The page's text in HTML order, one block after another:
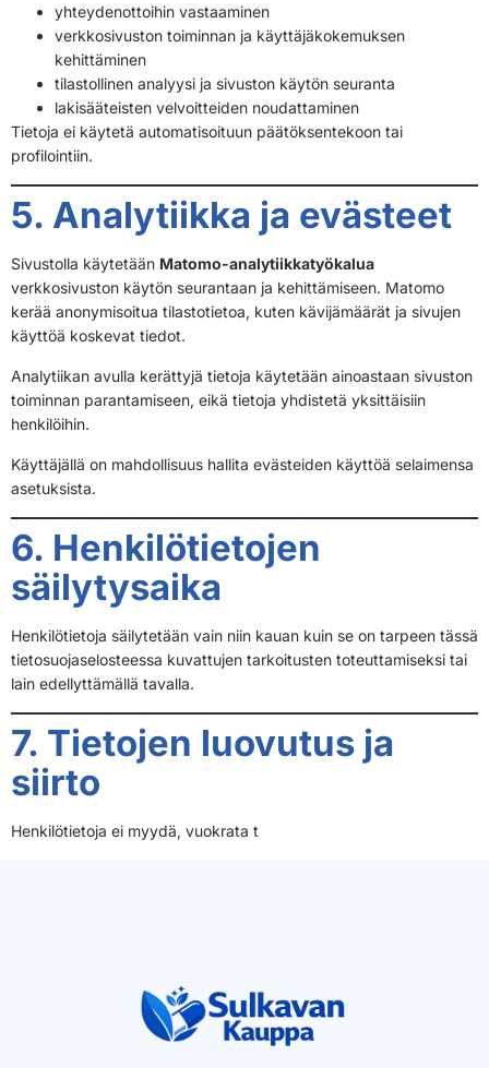
yhteydenottoihin vastaaminen
verkkosivuston toiminnan ja käyttäjäkokemuksen
kehittäminen
tilastollinen analyysi ja sivuston käytön seuranta
lakisääteisten velvoitteiden noudattaminen
Tietoja ei käytetä automatisoituun päätöksentekoon tai
profilointiin.
5. Analytiikka ja evästeet
Sivustolla käytetään Matomo-analytiikkatyökalua
verkkosivuston käytön seurantaan ja kehittämiseen. Matomo
kerää anonymisoitua tilastotietoa, kuten kävijämäärät ja sivujen
käyttöä koskevat tiedot.
Analytiikan avulla kerättyjä tietoja käytetään ainoastaan sivuston
toiminnan parantamiseen, eikä tietoja yhdistetä yksittäisiin
henkilöihin.
Käyttäjällä on mahdollisuus hallita evästeiden käyttöä selaimensa
asetuksista.
6. Henkilötietojen
säilytysaika
Henkilötietoja säilytetään vain niin kauan kuin se on tarpeen tässä
tietosuojaselosteessa kuvattujen tarkoitusten toteuttamiseksi tai
lain edellyttämällä tavalla.
7. Tietojen luovutus ja
siirto
Henkilötietoja ei myydä, vuokrata t